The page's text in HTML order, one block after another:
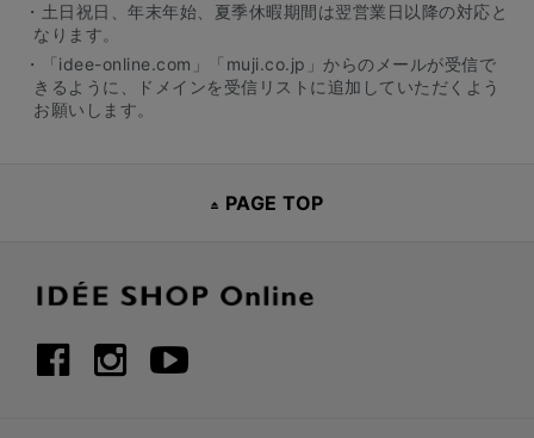
・土日祝日、年末年始、夏季休暇期間は翌営業日以降の対応と
なります。
・「idee-online.com」「muji.co.jp」からのメールが受信で
きるように、ドメインを受信リストに追加していただくよう
お願いします。
PAGE TOP